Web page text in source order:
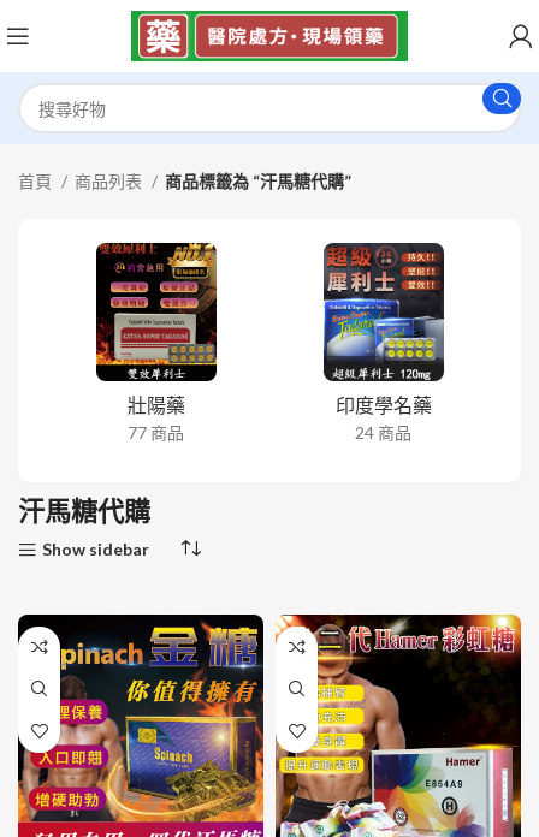
首頁 商品列表 商品標籤為 “汗馬糖代購”
壯陽藥
77 商品
印度學名藥
24 商品
汗馬糖代購
Show sidebar